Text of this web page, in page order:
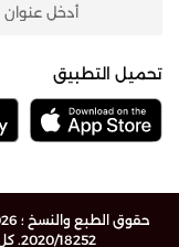
تحميل التطبيق
2020/18252. كل الحقوق محفوظة.